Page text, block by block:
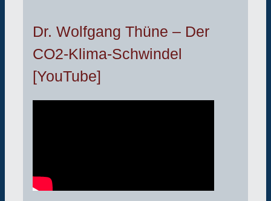
Dr. Wolfgang Thüne – Der
CO2-Klima-Schwindel
[YouTube]